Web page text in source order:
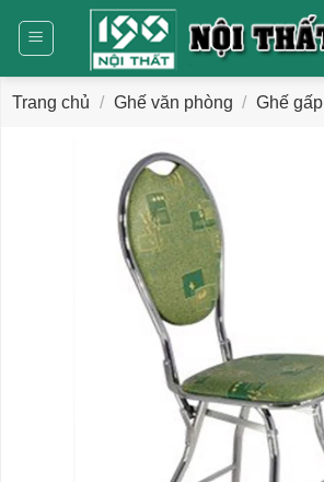
dung
Trang chủ / Ghế văn phòng / Ghế gấp